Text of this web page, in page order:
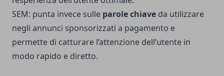
SEM: punta invece sulle parole chiave da utilizzare
negli annunci sponsorizzati a pagamento e
permette di catturare l’attenzione dell’utente in
modo rapido e diretto.